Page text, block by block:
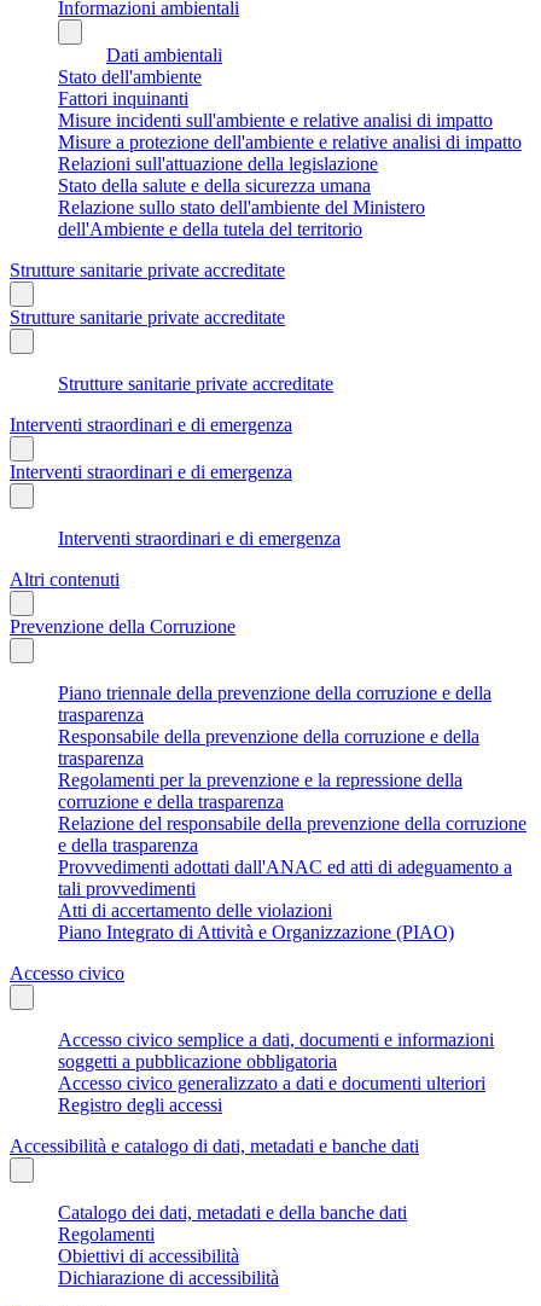
Informazioni ambientali
Dati ambientali
Stato dell'ambiente
Fattori inquinanti
Misure incidenti sull'ambiente e relative analisi di impatto
Misure a protezione dell'ambiente e relative analisi di impatto
Relazioni sull'attuazione della legislazione
Stato della salute e della sicurezza umana
Relazione sullo stato dell'ambiente del Ministero
dell'Ambiente e della tutela del territorio
Strutture sanitarie private accreditate
Strutture sanitarie private accreditate
Strutture sanitarie private accreditate
Interventi straordinari e di emergenza
Interventi straordinari e di emergenza
Interventi straordinari e di emergenza
Altri contenuti
Prevenzione della Corruzione
Piano triennale della prevenzione della corruzione e della
trasparenza
Responsabile della prevenzione della corruzione e della
trasparenza
Regolamenti per la prevenzione e la repressione della
corruzione e della trasparenza
Relazione del responsabile della prevenzione della corruzione
e della trasparenza
Provvedimenti adottati dall'ANAC ed atti di adeguamento a
tali provvedimenti
Atti di accertamento delle violazioni
Piano Integrato di Attività e Organizzazione (PIAO)
Accesso civico
Accesso civico semplice a dati, documenti e informazioni
soggetti a pubblicazione obbligatoria
Accesso civico generalizzato a dati e documenti ulteriori
Registro degli accessi
Accessibilità e catalogo di dati, metadati e banche dati
Catalogo dei dati, metadati e della banche dati
Regolamenti
Obiettivi di accessibilità
Dichiarazione di accessibilità